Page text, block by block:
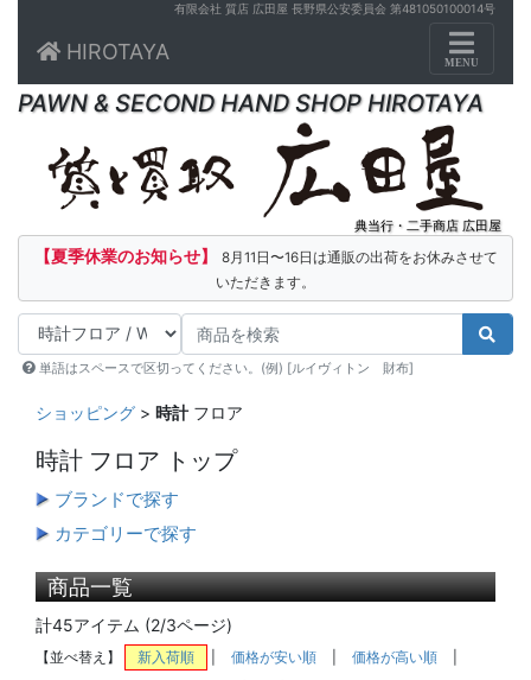
有限会社 質店 広田屋 長野県公安委員会 第481050100014号
HIROTAYA
Toggle
MENU
PAWN & SECOND HAND SHOP HIROTAYA
典当行・二手商店 広田屋
【夏季休業のお知らせ】
8月11日〜16日は通販の出荷をお休みさせて
いただきます。
単語はスペースで区切ってください。(例) [ルイヴィトン 財布]
ショッピング > 時計フロア
時計 フロア トップ
ブランドで探す
カテゴリーで探す
商品一覧
計45アイテム (2/3ページ)
【並べ替え】 新入荷順 価格が安い順 価格が高い順